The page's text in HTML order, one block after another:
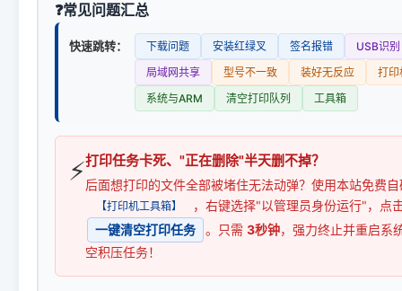
常见问题汇总
快速跳转： 下载问题 安装红绿叉 签名报错
USB识别
局域网共享
型号不一致 装好无反应
打印
系统与ARM
清空打印队列 工具箱
⚡打印任务卡死、"正在删除"半天删不掉？
后面想打印的文件全部被堵住无法动弹？使用本站免费
【打印机工具箱】
，右键选择"以管理员身份运行"，点
一键清空打印任务
。只需 3秒钟，强力终止并重启系
空积压任务！